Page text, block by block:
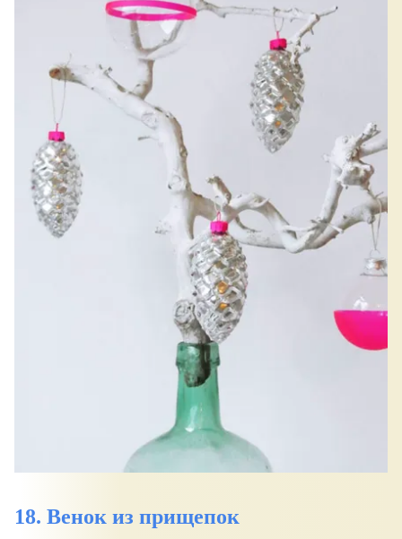
18. Венок из прищепок